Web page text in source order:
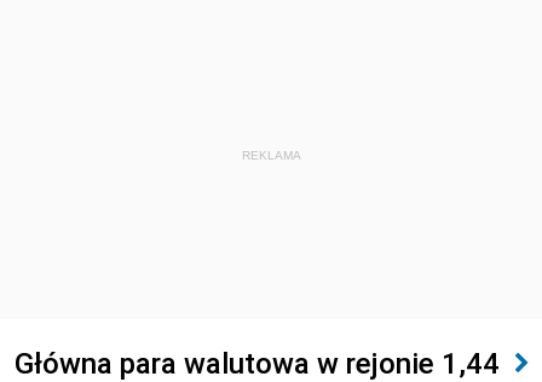
REKLAMA
Główna para walutowa w rejonie 1,44